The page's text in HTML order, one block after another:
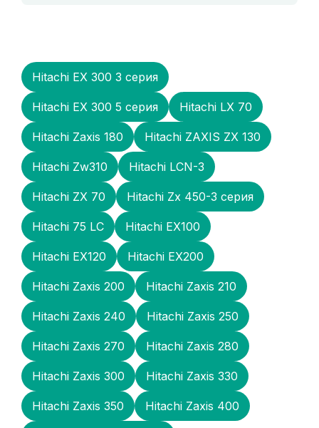
Hitachi EX 300 3 серия
Hitachi EX 300 5 серия Hitachi LX 70
Hitachi Zaxis 180 Hitachi ZAXIS ZX 130
Hitachi Zw310 Hitachi LCN-3
Hitachi ZX 70 Hitachi Zх 450-3 серия
Hitachi 75 LC Hitachi EX100
Hitachi EX120 Hitachi EX200
Hitachi Zaxis 200 Hitachi Zaxis 210
Hitachi Zaxis 240 Hitachi Zaxis 250
Hitachi Zaxis 270 Hitachi Zaxis 280
Hitachi Zaxis 300 Hitachi Zaxis 330
Hitachi Zaxis 350 Hitachi Zaxis 400